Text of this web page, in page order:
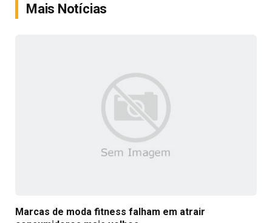
Mais Notícias
Marcas de moda fitness falham em atrair